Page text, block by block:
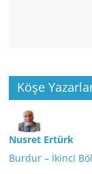
Köşe
Nusret Ertürk
Burdur – İkinci